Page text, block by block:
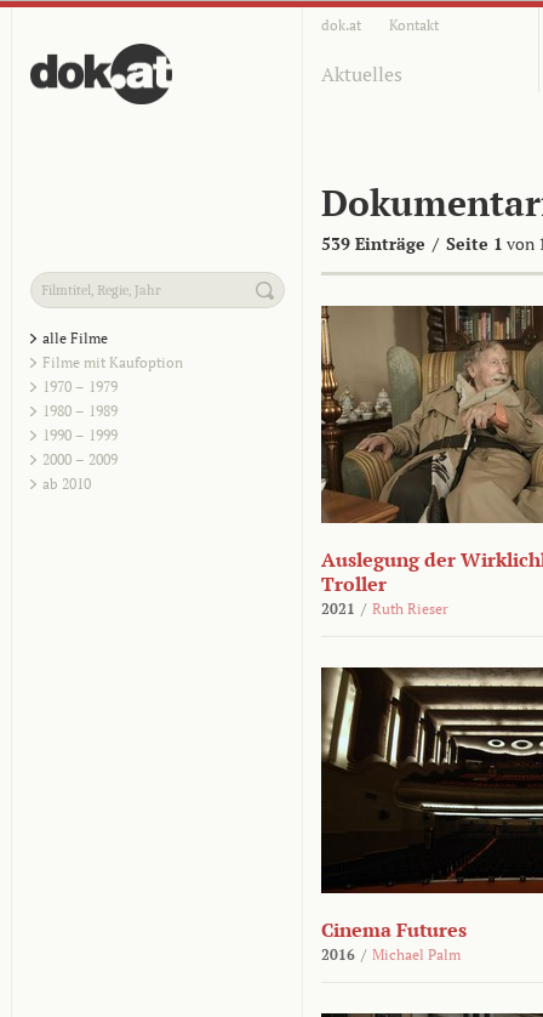
dok.at Kontakt
Aktuelles
539 Einträge / Seite 1 von
alle Filme
Filme mit Kaufoption
1970 – 1979
1980 – 1989
1990 – 1999
2000 – 2009
ab 2010
Auslegung der
Troller
2021 / Ruth Rieser
Cinema Futures
2016 / Michael Palm